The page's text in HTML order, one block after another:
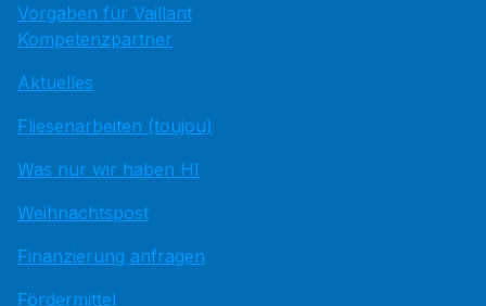
Vorgaben für Vaillant
Kompetenzpartner
Aktuelles
Fliesenarbeiten (toujou)
Was nur wir haben HI
Weihnachtspost
Finanzierung anfragen
Fördermittel